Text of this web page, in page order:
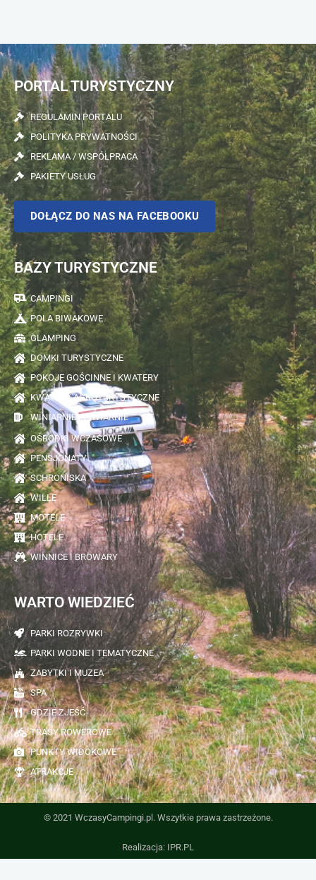
PORTAL TURYSTYCZNY
REGULAMIN PORTALU
POLITYKA PRYWATNOŚCI
REKLAMA / WSPÓŁPRACA
PAKIETY USŁUG
DOŁĄCZ DO NAS NA FACEBOOKU
BAZY TURYSTYCZNE
CAMPINGI
POLA BIWAKOWE
GLAMPING
DOMKI TURYSTYCZNE
POKOJE GOŚCINNE I KWATERY
KWATERY AGROTURYSTYCZNE
WINIARNIE I PIWIARNIE
OŚRODKI WCZASOWE
PENSJONATY
SCHRONISKA
WILLE
MOTELE
HOTELE
WINNICE I BROWARY
WARTO WIEDZIEĆ
PARKI ROZRYWKI
PARKI WODNE I TEMATYCZNE
ZABYTKI I MUZEA
SPA
GDZIE ZJEŚĆ
TRASY ROWEROWE
PUNKTY WIDOKOWE
ATRAKCJE
© 2021 WczasyCampingi.pl. Wszytkie prawa zastrzeżone.
Realizacja: IPR.PL